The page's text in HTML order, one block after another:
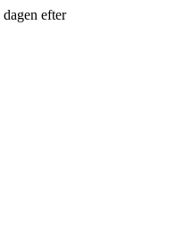
efter